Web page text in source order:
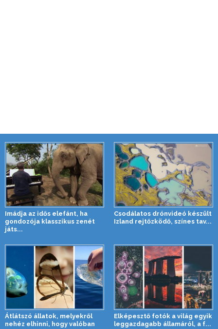
Imádja az idős elefánt, ha
gondozója klasszikus zenét
játs...
Csodálatos drónvideó készült
Izland rejtőzködő, színes tav...
Átlátszó állatok, melyekről
nehéz elhinni, hogy valóban
Elképesztő fotók a világ egyik
leggazdagabb államáról, a f...